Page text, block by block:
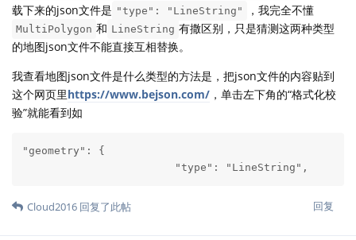
载下来的json文件是 "type": "LineString" ，我完全不懂
MultiPolygon 和 LineString 有撒区别，只是猜测这两种类型
的地图json文件不能直接互相替换。
我查看地图json文件是什么类型的方法是，把json文件的内容贴到
这个网页里https://www.bejson.com/ ，单击左下角的“格式化校
验”就能看到如
"geometry": {
			"type": "LineString",
回复
Cloud2016 回复了此帖